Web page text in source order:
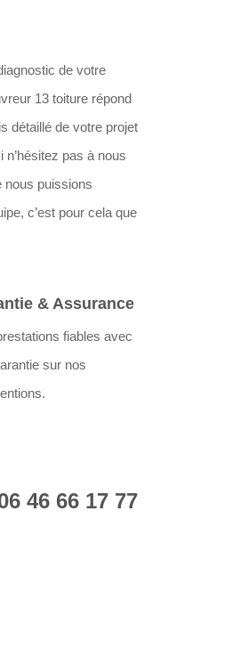
de votre
13 toiture répond
détaillé de votre projet
pas à nous
nous puissions
c’est pour cela que
& Assurance
fiables avec
sur nos
46 66 17 77